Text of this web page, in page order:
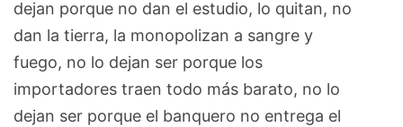
dejan porque no dan el estudio, lo quitan, no
dan la tierra, la monopolizan a sangre y
fuego, no lo dejan ser porque los
importadores traen todo más barato, no lo
dejan ser porque el banquero no entrega el